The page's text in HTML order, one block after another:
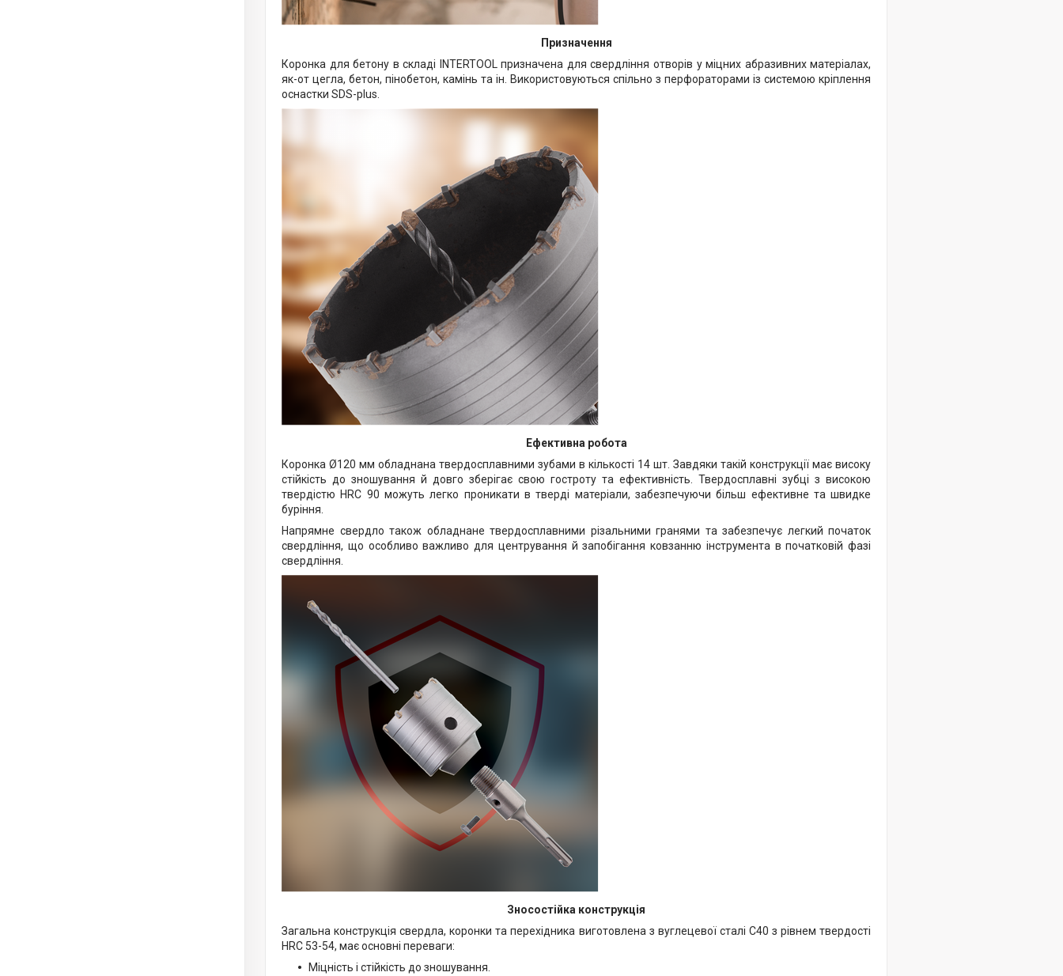
Призначення
Коронка для бетону в складі INTERTOOL призначена для свердління отворів у міцних абразивних матеріалах,
як-от цегла, бетон, пінобетон, камінь та ін. Використовуються спільно з перфораторами із системою кріплення
оснастки SDS-plus.
Ефективна робота
Коронка Ø120 мм обладнана твердосплавними зубами в кількості 14 шт. Завдяки такій конструкції має високу
стійкість до зношування й довго зберігає свою гостроту та ефективність. Твердосплавні зубці з високою
твердістю HRC 90 можуть легко проникати в тверді матеріали, забезпечуючи більш ефективне та швидке
буріння.
Напрямне свердло також обладнане твердосплавними різальними гранями та забезпечує легкий початок
свердління, що особливо важливо для центрування й запобігання ковзанню інструмента в початковій фазі
свердління.
Зносостійка конструкція
Загальна конструкція свердла, коронки та перехідника виготовлена з вуглецевої сталі С40 з рівнем твердості
HRC 53-54, має основні переваги:
Міцність і стійкість до зношування.